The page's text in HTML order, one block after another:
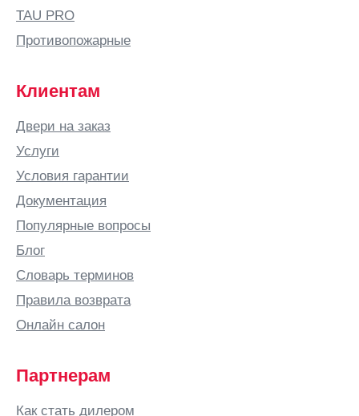
TAU PRO
Противопожарные
Клиентам
Двери на заказ
Услуги
Условия гарантии
Документация
Популярные вопросы
Блог
Словарь терминов
Правила возврата
Онлайн салон
Партнерам
Как стать дилером